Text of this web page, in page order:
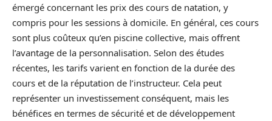
émergé concernant les prix des cours de natation, y
compris pour les sessions à domicile. En général, ces cours
sont plus coûteux qu’en piscine collective, mais offrent
l’avantage de la personnalisation. Selon des études
récentes, les tarifs varient en fonction de la durée des
cours et de la réputation de l’instructeur. Cela peut
représenter un investissement conséquent, mais les
bénéfices en termes de sécurité et de développement